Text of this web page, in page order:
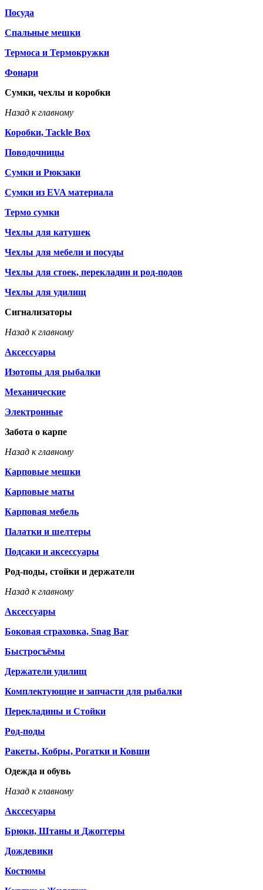
Посуда
Спальные мешки
Термоса и Термокружки
Фонари
Сумки, чехлы и коробки
Назад к главному
Коробки, Tackle Box
Поводочницы
Сумки и Рюкзаки
Сумки из EVA материала
Термо сумки
Чехлы для катушек
Чехлы для мебели и посуды
Чехлы для стоек, перекладин и род-подов
Чехлы для удилищ
Сигнализаторы
Назад к главному
Аксессуары
Изотопы для рыбалки
Механические
Электронные
Забота о карпе
Назад к главному
Карповые мешки
Карповые маты
Карповая мебель
Палатки и шелтеры
Подсаки и аксессуары
Род-поды, стойки и держатели
Назад к главному
Аксессуары
Боковая страховка, Snag Bar
Быстросъёмы
Держатели удилищ
Комплектующие и запчасти для рыбалки
Перекладины и Стойки
Род-поды
Ракеты, Кобры, Рогатки и Ковши
Одежда и обувь
Назад к главному
Акссесуары
Брюки, Штаны и Джоггеры
Дождевики
Костюмы